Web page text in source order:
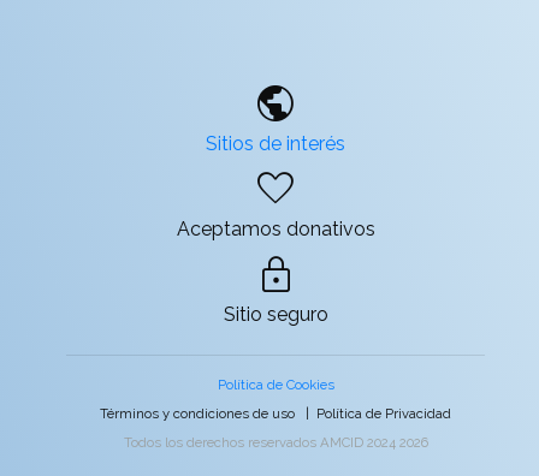
public
Sitios de interés
favorite
Aceptamos donativos
lock
Sitio seguro
Política de Cookies
Términos y condiciones de uso | Política de Privacidad
Todos los derechos reservados AMCID 2024 2026